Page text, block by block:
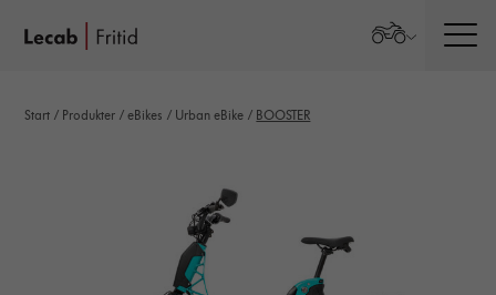
Start / Produkter /eBikes / Urban eBike / BOOSTER